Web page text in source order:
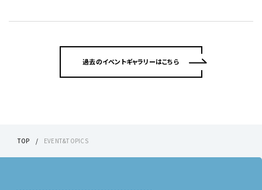
過去のイベントギャラリーはこちら
TOP EVENT&TOPICS